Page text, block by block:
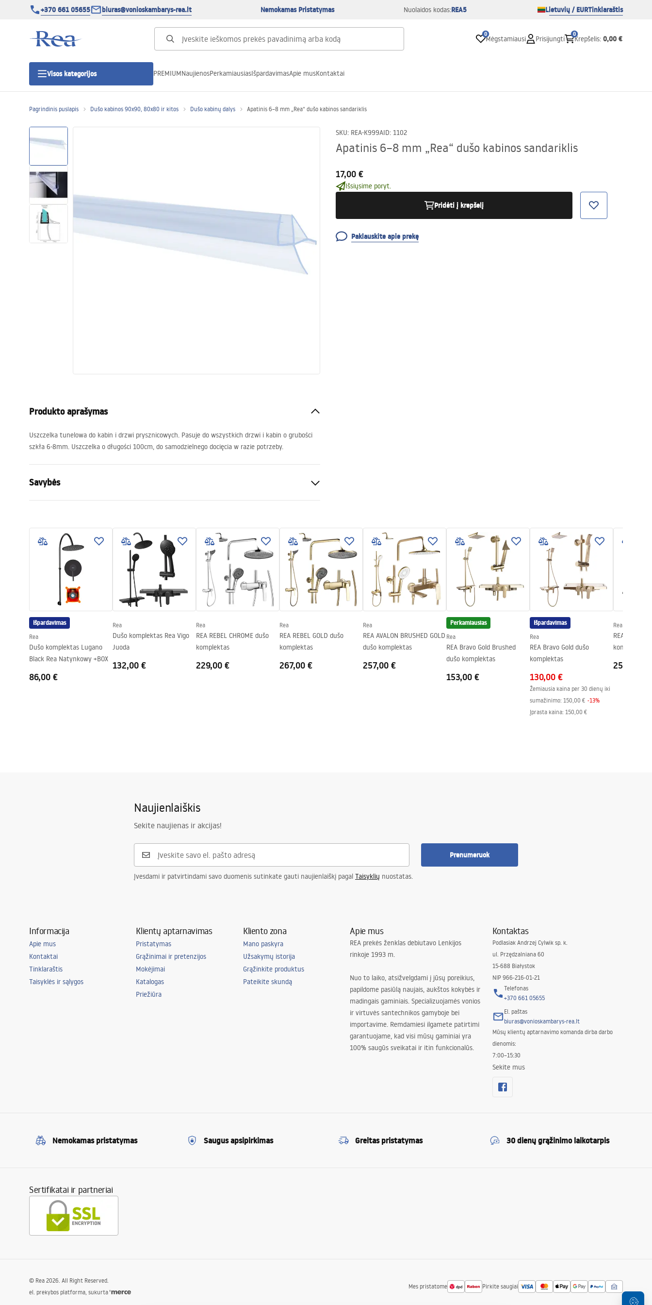
+370 661 05655 biuras@vonioskambarys-rea.lt Nemokamas Pristatymas Nuolaidos kodas:REA5 Lietuvių / EURTinklaraštis
0
Mėgstamiausi Prisijungti
0
Krepšelis: 0,00 €
Visos kategorijos
Dušo durys
Vonios dušo padėklai
Linijiniai dušo kanalai
PREMIUMNaujienosPerkamiausiasIšpardavimasApie musKontaktai
Pagrindinis puslapis Dušo kabinos 90x90, 80x80 ir kitos Dušo kabinų dalys Apatinis 6–8 mm „Rea“ dušo kabinos sandariklis
SKU: REA-K999AID: 1102
Apatinis 6–8 mm „Rea“ dušo kabinos sandariklis
17,00 €
Išsiųsime poryt.
Pridėti į krepšelį
Paklauskite apie prekę
Produkto aprašymas
Uszczelka tunelowa do kabin i drzwi prysznicowych. Pasuje do wszystkich drzwi i kabin o grubości
szkła 6-8mm. Uszczelka o długości 100cm, do samodzielnego docięcia w razie potrzeby.
Savybės
Tarpinės medžiaga
Sylikon
Llgis (mm) (mm)
1000
Išpardavimas
Rea
Dušo komplektas Lugano
Black Rea Natynkowy +BOX
86,00 €
Rea
Dušo komplektas Rea Vigo
Juoda
132,00 €
Rea
REA REBEL CHROME dušo
komplektas
229,00 €
Rea
REA REBEL GOLD dušo
komplektas
267,00 €
Rea
REA AVALON BRUSHED GOLD
dušo komplektas
257,00 €
Perkamiausias
Rea
REA Bravo Gold Brushed
dušo komplektas
153,00 €
Išpardavimas
Rea
REA Bravo Gold dušo
komplektas
130,00 €
Žemiausia kaina per 30 dienų iki
sumažinimo: 150,00 € -13%
Įprasta kaina: 150,00 €
Rea
REA
komplektas
251,00 €
Naujienlaiškis
Sekite naujienas ir akcijas!
Prenumeruok
Įvesdami ir patvirtindami savo duomenis sutinkate gauti naujienlaiškį pagal Taisyklių nuostatas.
Informacija
Apie mus
Kontaktai
Tinklaraštis
Taisyklės ir sąlygos
Klientų aptarnavimas
Pristatymas
Grąžinimai ir pretenzijos
Mokėjimai
Katalogas
Priežiūra
Kliento zona
Mano paskyra
Užsakymų istorija
Grąžinkite produktus
Pateikite skundą
Apie mus
REA prekės ženklas debiutavo Lenkijos
rinkoje 1993 m.
Nuo to laiko, atsižvelgdami į jūsų poreikius,
papildome pasiūlą naujais, aukštos kokybės ir
madingais gaminiais. Specializuojamės vonios
ir virtuvės santechnikos gamyboje bei
importavime. Remdamiesi ilgamete patirtimi
garantuojame, kad visi mūsų gaminiai yra
100% saugūs sveikatai ir itin funkcionalūs.
Kontaktas
Podlasiak Andrzej Cylwik sp. k.
ul. Przędzalniana 60
15-688 Białystok
NIP 966-216-01-21
Telefonas
+370 661 05655
El. paštas
biuras@vonioskambarys-rea.lt
Mūsų klientų aptarnavimo komanda dirba darbo
dienomis:
7:00–15:30
Sekite mus
Nemokamas pristatymas Saugus apsipirkimas Greitas pristatymas 30 dienų grąžinimo laikotarpis
Sertifikatai ir partneriai
Mes pristatome Pirkite saugiai
© Rea 2026. All Right Reserved.
el. prekybos platforma, sukurta